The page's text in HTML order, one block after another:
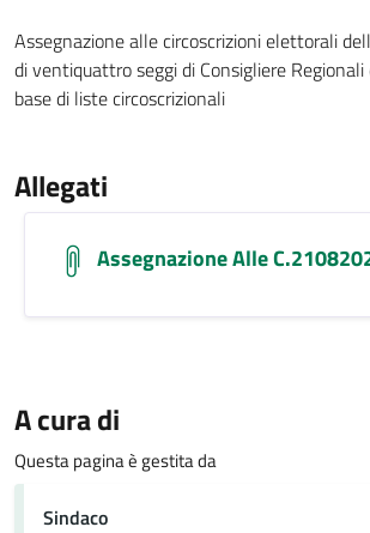
Assegnazione alle circoscrizioni elettorali
di ventiquattro seggi di Consigliere
base di liste circoscrizionali
Allegati
Assegnazione Alle
A cura di
Questa pagina è gestita da
Sindaco